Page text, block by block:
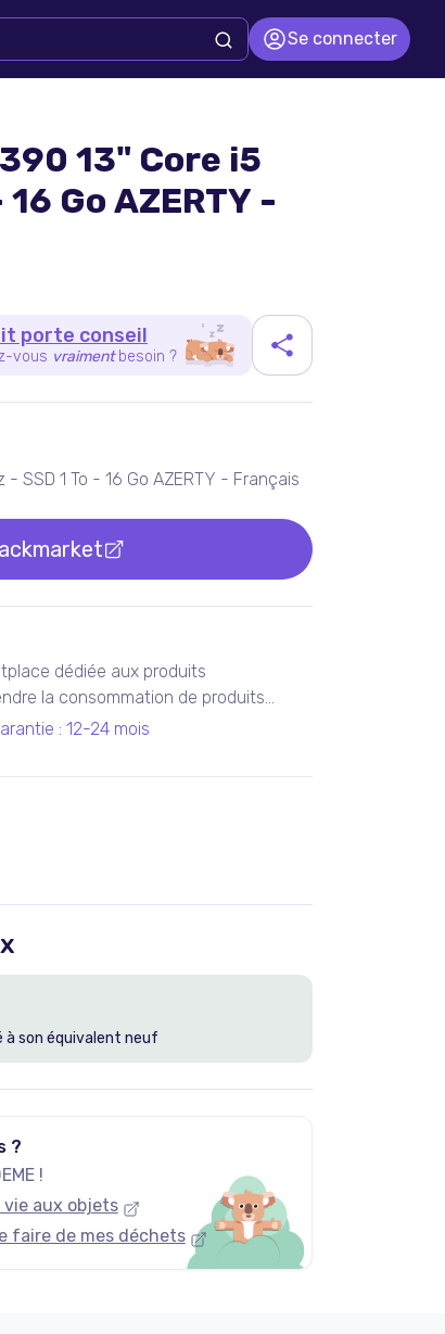
Se connecter
13" Core i5
16 Go AZERTY -
porte conseil
vous vraiment besoin ?
SSD 1 To - 16 Go AZERTY - Français
dédiée aux produits
la consommation de produits
: 12-24 mois
son équivalent neuf
?
!
vie aux objets
faire de mes déchets